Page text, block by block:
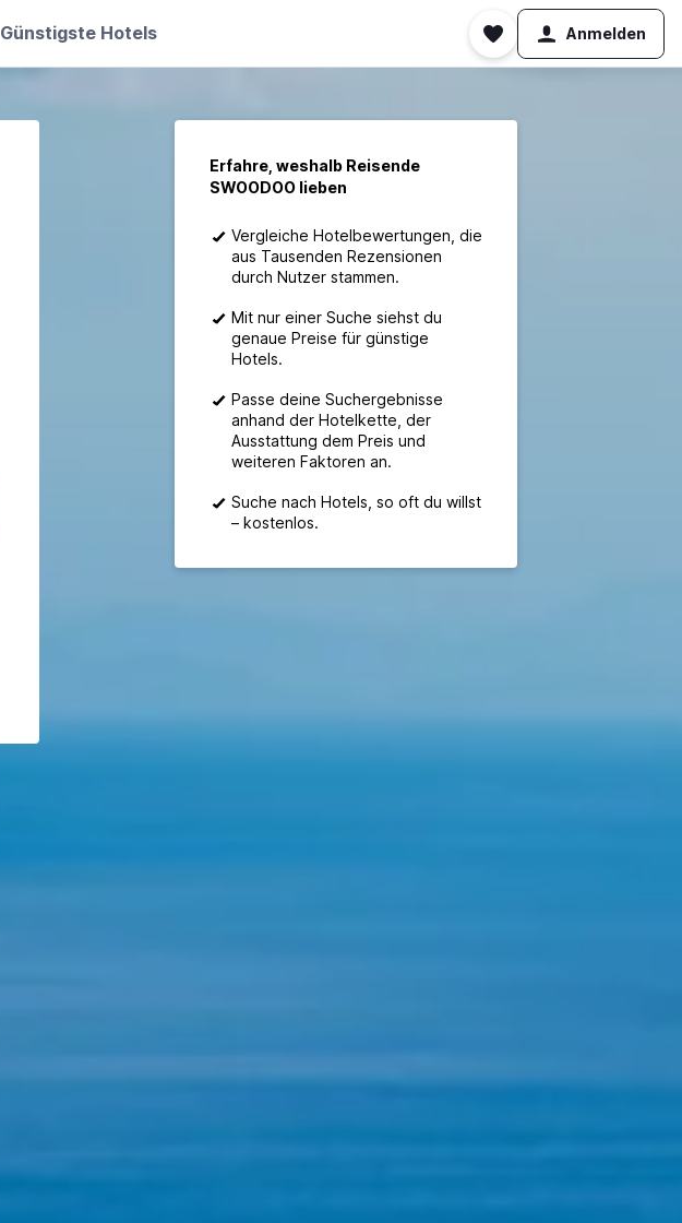
Günstigste Hotels Anmelden
Erfahre, weshalb Reisende
SWOODOO lieben
Vergleiche Hotelbewertungen, die
aus Tausenden Rezensionen
durch Nutzer stammen.
Mit nur einer Suche siehst du
genaue Preise für günstige
Hotels.
Passe deine Suchergebnisse
anhand der Hotelkette, der
Ausstattung dem Preis und
weiteren Faktoren an.
Suche nach Hotels, so oft du willst
– kostenlos.